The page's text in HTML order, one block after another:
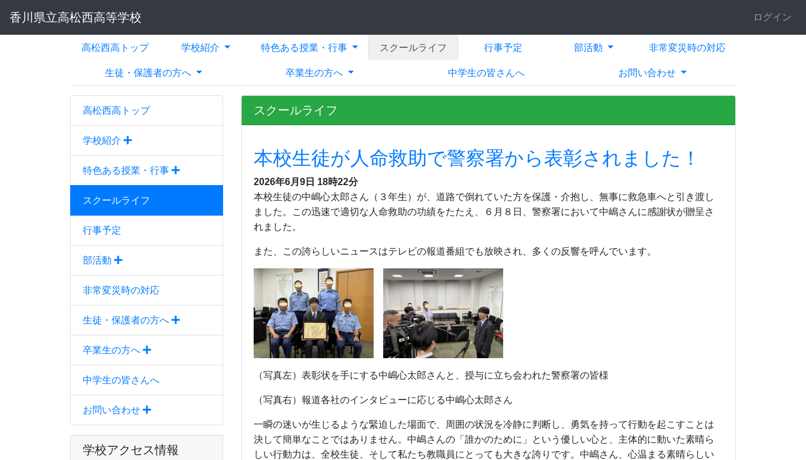
香川県立高松西高等学校 ログイン
高松西高トップ 学校紹介 特色ある授業・行事 スクールライフ 行事予定 部活動 非常変災時の対応
生徒・保護者の方へ 卒業生の方へ 中学生の皆さんへ お問い合わせ
高松西高トップ
学校紹介
特色ある授業・行事
スクールライフ
行事予定
部活動
非常変災時の対応
生徒・保護者の方へ
卒業生の方へ
中学生の皆さんへ
お問い合わせ
学校アクセス情報
スクールライフ
本校生徒が人命救助で警察署から表彰されました！
2026年6月9日 18時22分
本校生徒の中嶋心太郎さん（３年生）が、道路で倒れていた方を保護・介抱し、無事に救急車へと引き渡し
ました。この迅速で適切な人命救助の功績をたたえ、６月８日、警察署において中嶋さんに感謝状が贈呈さ
れました。
また、この誇らしいニュースはテレビの報道番組でも放映され、多くの反響を呼んでいます。
（写真左）表彰状を手にする中嶋心太郎さんと、授与に立ち会われた警察署の皆様
（写真右）報道各社のインタビューに応じる中嶋心太郎さん
一瞬の迷いが生じるような緊迫した場面で、周囲の状況を冷静に判断し、勇気を持って行動を起こすことは
決して簡単なことではありません。中嶋さんの「誰かのために」という優しい心と、主体的に動いた素晴ら
しい行動力は、全校生徒、そして私たち教職員にとっても大きな誇りです。中嶋さん、心温まる素晴らしい